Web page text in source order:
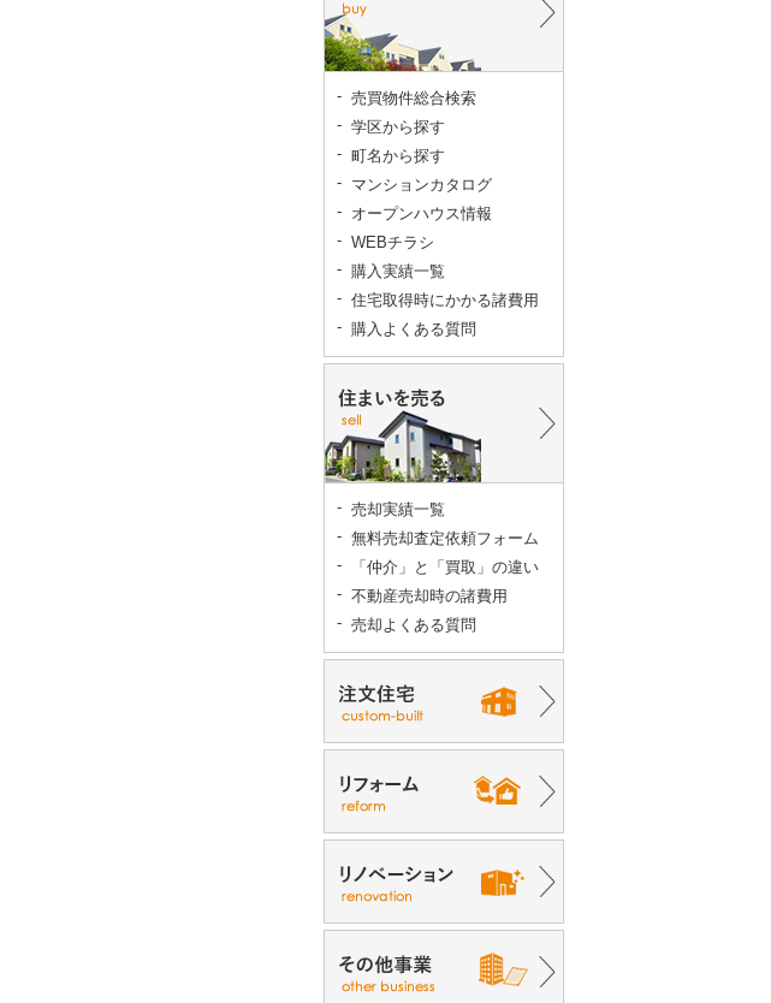
売買物件総合検索
学区から探す
町名から探す
マンションカタログ
オープンハウス情報
WEBチラシ
購入実績一覧
住宅取得時にかかる諸費用
購入よくある質問
売却実績一覧
無料売却査定依頼フォーム
「仲介」と「買取」の違い
不動産売却時の諸費用
売却よくある質問